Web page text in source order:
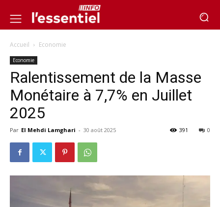
Accueil Economie
Economie
Ralentissement de la Masse
Monétaire à 7,7% en Juillet
2025
Par El Mehdi Lamghari - 30 août 2025 0
391